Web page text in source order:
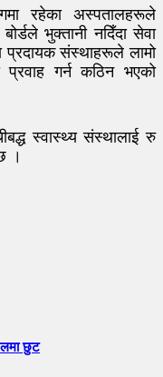
रहेका अस्पतालहरूले
भुक्तानी नदिँदा सेवा
प्रदायक संस्थाहरूले लामो
प्रवाह गर्न कठिन भएको
स्वास्थ्य संस्थालाई रु
।
छुट